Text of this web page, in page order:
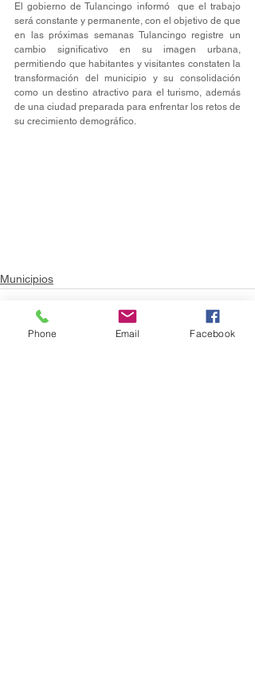
El gobierno de Tulancingo informó  que el trabajo
será constante y permanente, con el objetivo de que
en las próximas semanas Tulancingo registre un
cambio significativo en su imagen urbana,
permitiendo que habitantes y visitantes constaten la
transformación del municipio y su consolidación
como un destino atractivo para el turismo, además
de una ciudad preparada para enfrentar los retos de
su crecimiento demográfico.
Municipios
Phone Email Facebook